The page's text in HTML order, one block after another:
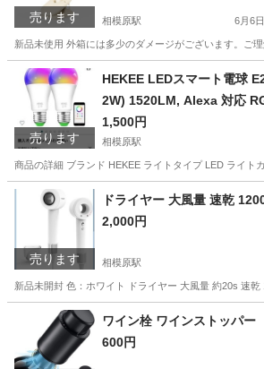
売ります 相模原駅 6月6日
新品未使用 外箱には多少のダメージがございます。ご
神奈川 相模原市 季節、空調家電
売ります
HEKEE LEDスマート電球
2W) 1520LM, Alexa 対応
1600万色 間接照明 (2個パッ
1,500円
相模原駅
商品の詳細 ブランド HEKEE ライトタイプ LED ライト
神奈川 相模原市 相模原駅 生活家電
売ります
ドライヤー 大風量 速乾
2,000円
相模原駅
新品未開封 色：ホワイト ドライヤー 大風量 約20s 速
相模原市 相模原駅 美容家電
ワイン栓 ワインストッパー
600円